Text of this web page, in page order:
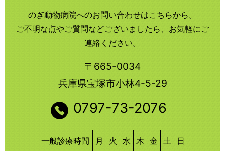
のぎ動物病院へのお問い合わせはこちらから。
ご不明な点やご質問などございましたら、お気軽にご
連絡ください。
〒665-0034
兵庫県宝塚市小林4-5-29
0797-73-2076
一般診療時間 月 火 水 木 金 土 日